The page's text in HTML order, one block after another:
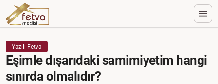
Yazılı Fetva
Eşimle dışarıdaki samimiyetim hangi
sınırda olmalıdır?